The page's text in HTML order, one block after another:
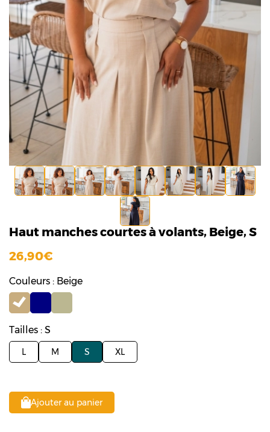
Haut manches courtes à volants, Beige, S
26,90
Couleurs : Beige
Tailles : S
L M S XL
Ajouter au panier